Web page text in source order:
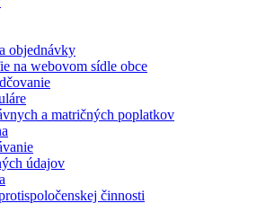
objednávky
na webovom sídle obce
a matričných poplatkov
údajov
činnosti